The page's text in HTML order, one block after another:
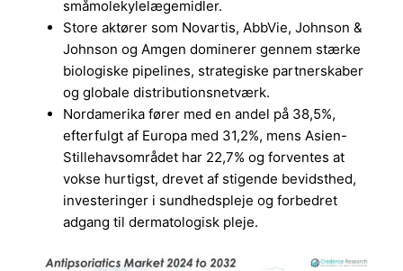
småmolekylelægemidler.
Store aktører som Novartis, AbbVie, Johnson &
Johnson og Amgen dominerer gennem stærke
biologiske pipelines, strategiske partnerskaber
og globale distributionsnetværk.
Nordamerika fører med en andel på 38,5%,
efterfulgt af Europa med 31,2%, mens Asien-
Stillehavsområdet har 22,7% og forventes at
vokse hurtigst, drevet af stigende bevidsthed,
investeringer i sundhedspleje og forbedret
adgang til dermatologisk pleje.